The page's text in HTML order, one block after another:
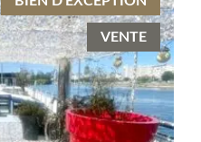
VENTE